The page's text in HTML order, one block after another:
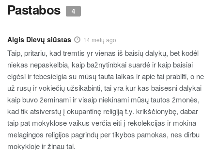
Pastabos 4
Algis Dievų siūstas 14 metų ago
Taip, pritariu, kad tremtis yr vienas iš baisių dalykų, bet kodėl
niekas nepaskelbia, kaip bažnytinbkai suardė ir kaip baisiai
elgėsi ir tebesielgia su mūsų tauta laikas ir apie tai prabilti, o ne
už rusų ir vokiečių užsikabinti, tai yra kur kas baisesni dalykai
kaip buvo žeminami ir visaip niekinami mūsų tautos žmonės,
kad tik atsiverstų į okupantinę religiją t.y. krikščionybę, dabar
taip pat mokyklose vaikus verčia eiti į rekolekcijas ir mokina
melagingos religijos pagrindų per tikybos pamokas, nes dirbu
mokykloje ir žinau tai.